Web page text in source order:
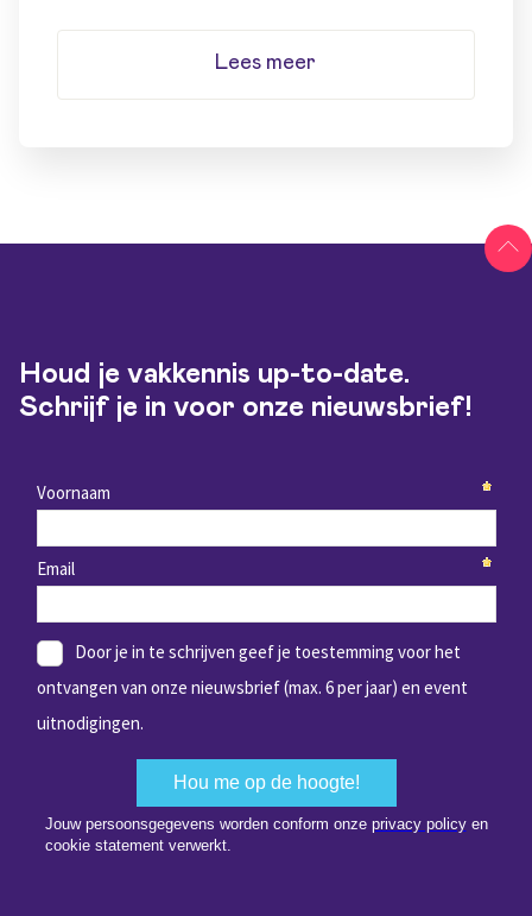
Lees meer
Houd je vakkennis up-to-date.
Schrijf je in voor onze nieuwsbrief!